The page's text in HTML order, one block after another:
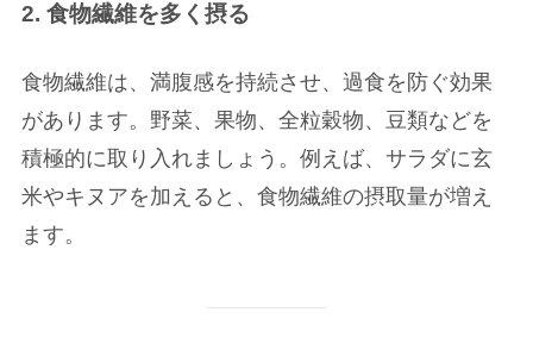
2. 食物繊維を多く摂る
食物繊維は、満腹感を持続させ、過食を防ぐ効果
があります。野菜、果物、全粒穀物、豆類などを
積極的に取り入れましょう。例えば、サラダに玄
米やキヌアを加えると、食物繊維の摂取量が増え
ます。